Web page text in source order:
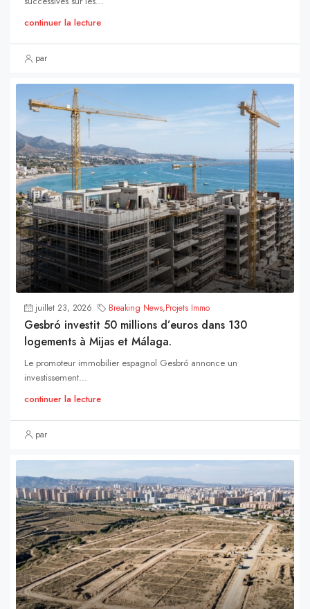
continuer la lecture
par
juillet 23, 2026 Breaking News,Projets Immo
Gesbró investit 50 millions d’euros dans 130
logements à Mijas et Málaga.
Le promoteur immobilier espagnol Gesbró annonce un
investissement...
continuer la lecture
par